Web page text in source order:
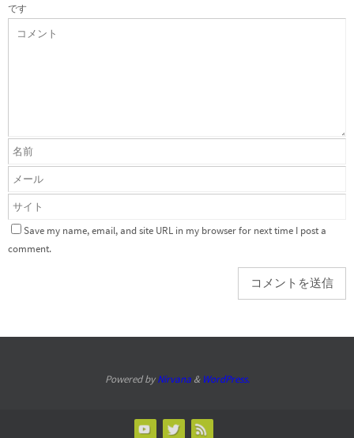
です
Save my name, email, and site URL in my browser for next time I post a
comment.
Powered byNirvana& WordPress.